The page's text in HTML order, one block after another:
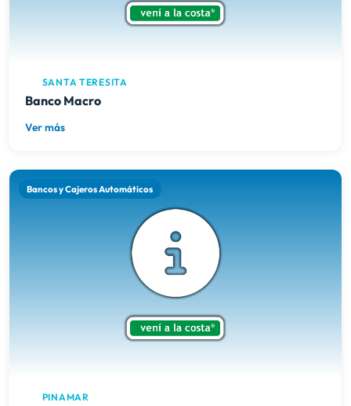
SANTA TERESITA
Banco Macro
Ver más
Bancos y Cajeros Automáticos
PINAMAR